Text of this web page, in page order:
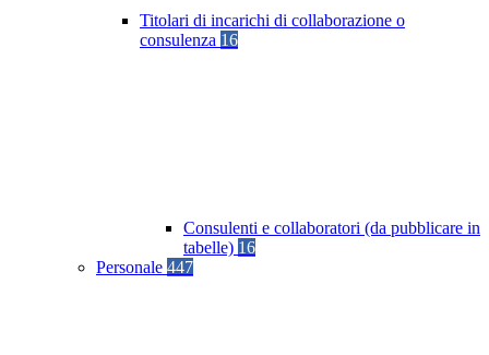
Titolari di incarichi di collaborazione o
consulenza 16
Consulenti e collaboratori (da pubblicare in
tabelle) 16
Personale 447